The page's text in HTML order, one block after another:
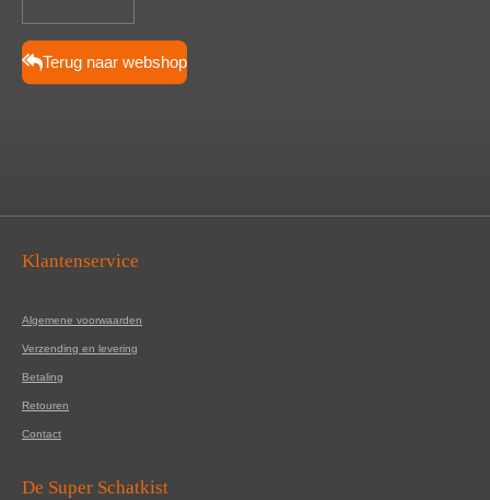
Terug naar webshop
Klantenservice
Algemene voorwaarden
Verzending en levering
Betaling
Retouren
Contact
De Super Schatkist